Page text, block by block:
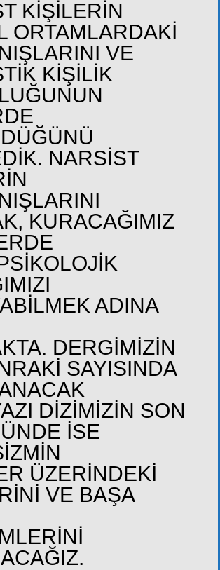
KİŞİLERİN
ORTAMLARDAKİ
VE
KİŞİLİK
NARSİST
KURACAĞIMIZ
ADINA
DERGİMİZİN
SAYISINDA
DİZİMİZİN SON
İSE
ÜZERİNDEKİ
VE BAŞA